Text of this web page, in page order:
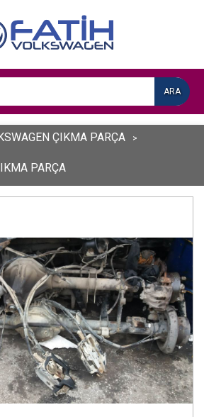
ARA
ÇIKMA PARÇA
PARÇA